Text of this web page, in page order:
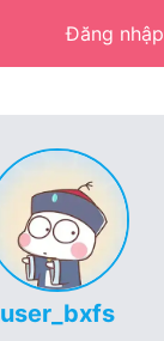
Đăng nhập
user_bxfs